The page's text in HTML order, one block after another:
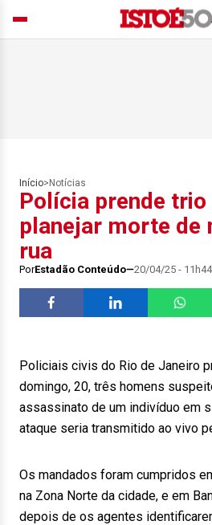
Início> Notícias
Polícia prende
planejar morte de
rua
PorEstadão Conteúdo 20/04/25 -
Policiais civis do Rio de Janeiro
domingo, 20, três homens
assassinato de um indivíduo em
ataque seria transmitido ao vivo
Os mandados foram cumpridos
na Zona Norte da cidade, e em
depois de os agentes